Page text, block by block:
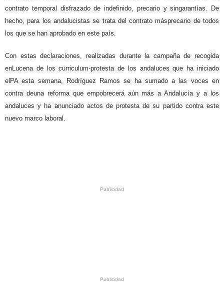
contrato temporal disfrazado de indefinido, precario y singarantías. De
hecho, para los andalucistas se trata del contrato másprecario de todos
los que se han aprobado en este país.
Con estas declaraciones, realizadas durante la campaña de recogida
enLucena de los curriculum-protesta de los andaluces que ha iniciado
elPA esta semana, Rodríguez Ramos se ha sumado a las voces en
contra deuna reforma que empobrecerá aún más a Andalucía y a los
andaluces y ha anunciado actos de protesta de su partido contra este
nuevo marco laboral.